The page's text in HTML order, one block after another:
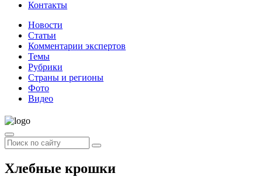
Контакты
Новости
Статьи
Комментарии экспертов
Темы
Рубрики
Страны и регионы
Фото
Видео
Хлебные крошки